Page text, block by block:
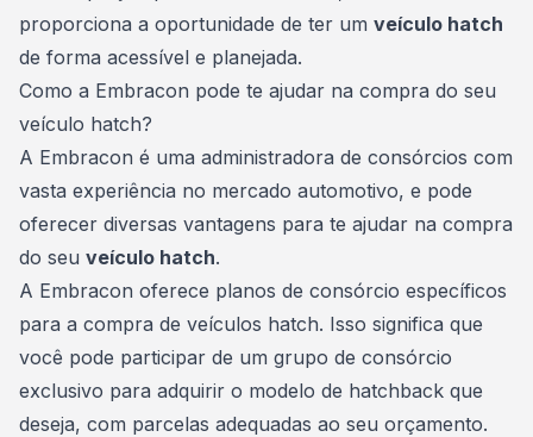
proporciona a oportunidade de ter um veículo hatch
de forma acessível e planejada.
Como a Embracon pode te ajudar na compra do seu
veículo hatch?
A Embracon é uma administradora de consórcios com
vasta experiência no mercado automotivo, e pode
oferecer diversas vantagens para te ajudar na compra
do seu veículo hatch.
A Embracon oferece planos de consórcio específicos
para a compra de veículos hatch. Isso significa que
você pode participar de um grupo de consórcio
exclusivo para adquirir o modelo de hatchback que
deseja, com parcelas adequadas ao seu orçamento.